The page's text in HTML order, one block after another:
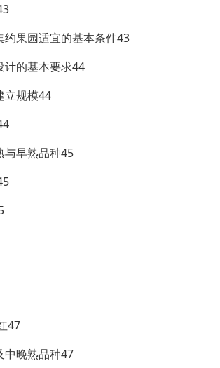
约果园适宜的基本条件43
计的基本要求44
立规模44
与早熟品种45
47
中晚熟品种47